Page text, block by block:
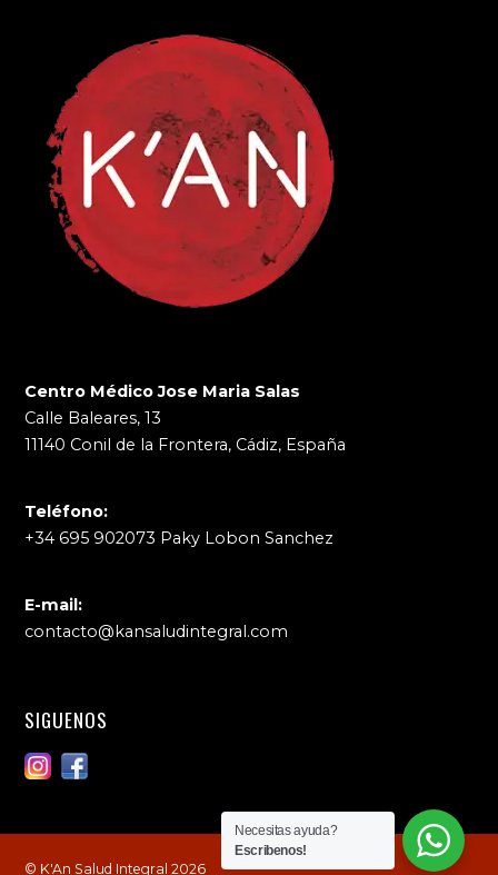
Centro Médico Jose Maria Salas
Calle Baleares, 13
11140 Conil de la Frontera, Cádiz, España
Teléfono:
+34 695 902073 Paky Lobon Sanchez
E-mail:
contacto@kansaludintegral.com
SIGUENOS
© K'An Salud Integral 2026
Necesitas ayuda?
Escribenos!